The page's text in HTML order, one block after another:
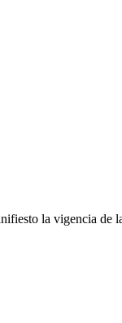
la vigencia de